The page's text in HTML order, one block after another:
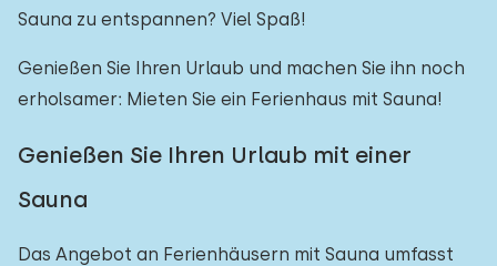
Sauna zu entspannen? Viel Spaß!
Genießen Sie Ihren Urlaub und machen Sie ihn noch
erholsamer: Mieten Sie ein Ferienhaus mit Sauna!
Genießen Sie Ihren Urlaub mit einer
Sauna
Das Angebot an Ferienhäusern mit Sauna umfasst